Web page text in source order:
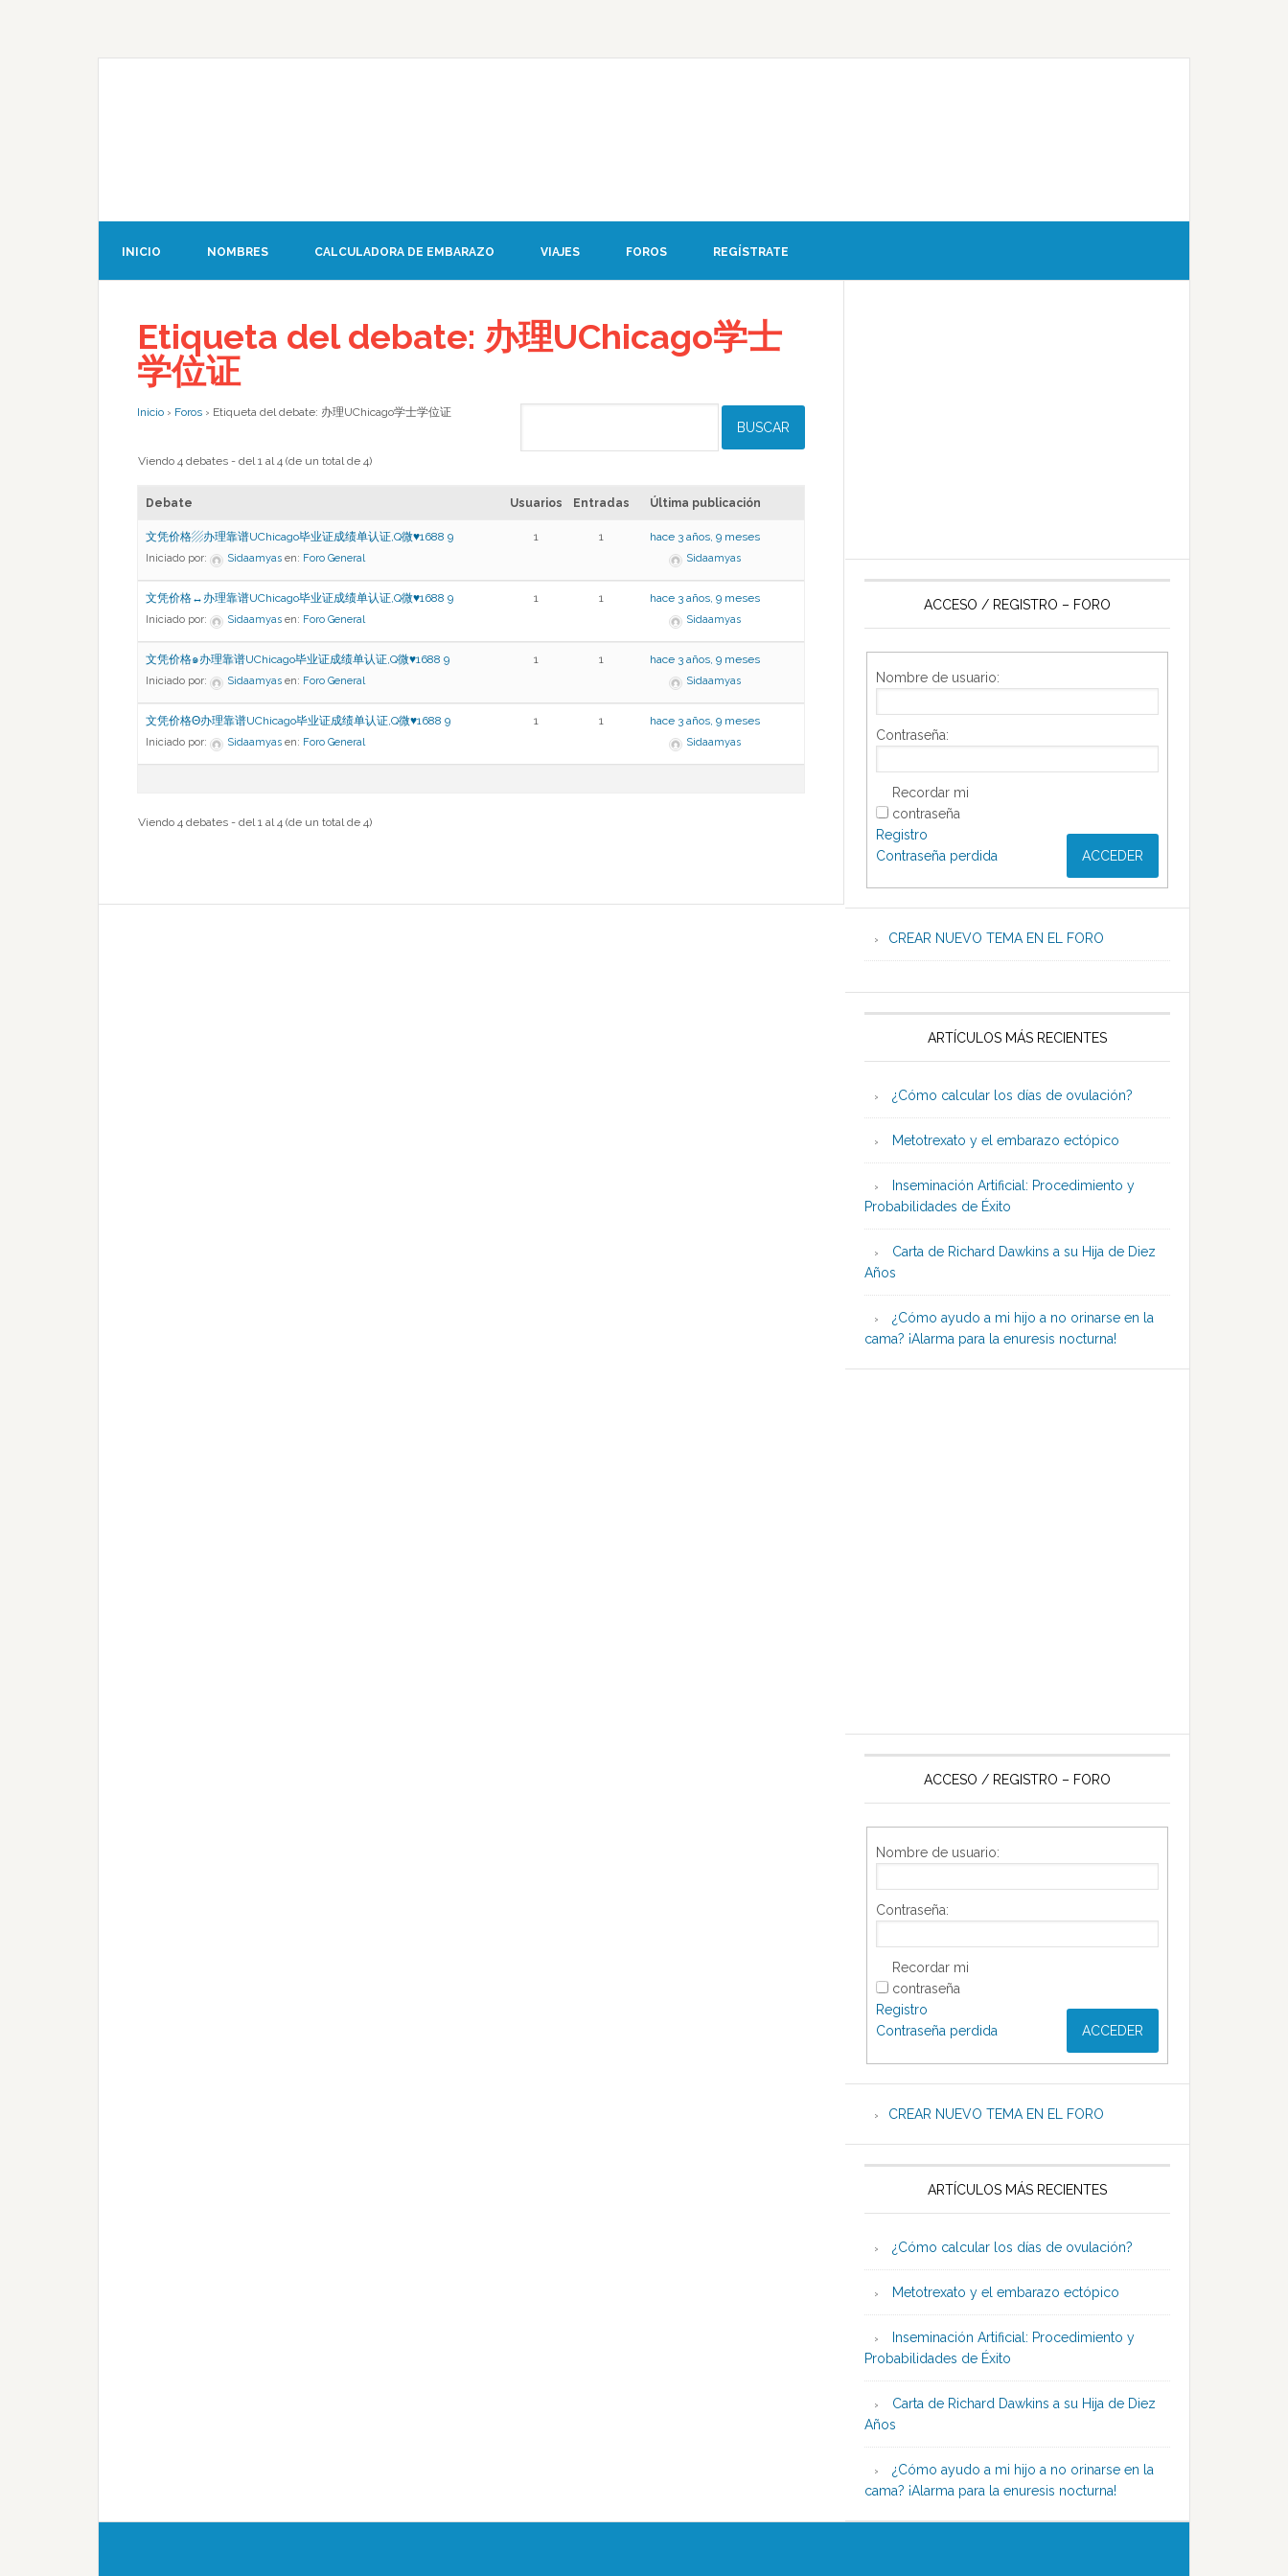
INICIO NOMBRES CALCULADORA DE EMBARAZO VIAJES FOROS REGÍSTRATE
Etiqueta del debate: 办理UChicago学士
学位证
Inicio › Foros › Etiqueta del debate: 办理UChicago学士学位证
Viendo 4 debates - del 1 al 4 (de un total de 4)
Debate Usuarios Entradas Última publicación
文凭价格▨办理靠谱UChicago毕业证成绩单认证,Q微♥1688 9
Iniciado por: Sidaamyas en: Foro General
1 1 hace 3 años, 9 meses
Sidaamyas
文凭价格↔办理靠谱UChicago毕业证成绩单认证,Q微♥1688 9
Iniciado por: Sidaamyas en: Foro General
1 1 hace 3 años, 9 meses
Sidaamyas
文凭价格๑办理靠谱UChicago毕业证成绩单认证,Q微♥1688 9
Iniciado por: Sidaamyas en: Foro General
1 1 hace 3 años, 9 meses
Sidaamyas
文凭价格Θ办理靠谱UChicago毕业证成绩单认证,Q微♥1688 9
Iniciado por: Sidaamyas en: Foro General
1 1 hace 3 años, 9 meses
Sidaamyas
Viendo 4 debates - del 1 al 4 (de un total de 4)
ACCESO / REGISTRO – FORO
Nombre de usuario:
Contraseña:
Recordar mi
contraseña
ACCEDER
Registro
Contraseña perdida
CREAR NUEVO TEMA EN EL FORO
ARTÍCULOS MÁS RECIENTES
¿Cómo calcular los días de ovulación?
Metotrexato y el embarazo ectópico
Inseminación Artificial: Procedimiento y
Probabilidades de Éxito
Carta de Richard Dawkins a su Hija de Diez
Años
¿Cómo ayudo a mi hijo a no orinarse en la
cama? ¡Alarma para la enuresis nocturna!
ACCESO / REGISTRO – FORO
Nombre de usuario:
Contraseña:
Recordar mi
contraseña
ACCEDER
Registro
Contraseña perdida
CREAR NUEVO TEMA EN EL FORO
ARTÍCULOS MÁS RECIENTES
¿Cómo calcular los días de ovulación?
Metotrexato y el embarazo ectópico
Inseminación Artificial: Procedimiento y
Probabilidades de Éxito
Carta de Richard Dawkins a su Hija de Diez
Años
¿Cómo ayudo a mi hijo a no orinarse en la
cama? ¡Alarma para la enuresis nocturna!